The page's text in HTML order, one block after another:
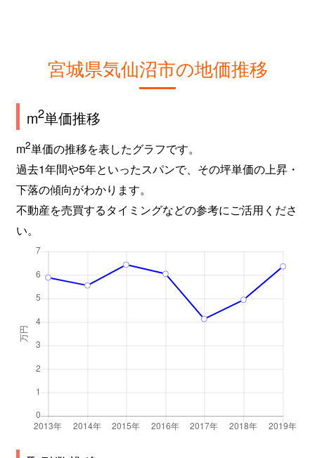
宮城県気仙沼市の地価推移
m2単価推移
m2単価の推移を表したグラフです。
過去1年間や5年といったスパンで、その坪単価の上昇・
下落の傾向がわかります。
不動産を売買するタイミングなどの参考にご活用くださ
い。